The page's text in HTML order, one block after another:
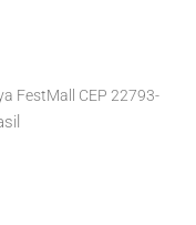
FestMall CEP 22793-